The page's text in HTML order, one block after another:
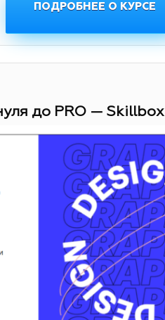
ПОДРОБНЕЕ О КУРСЕ
до PRO — Skillbox